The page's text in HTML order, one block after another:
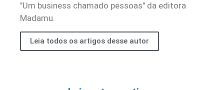
"Um business chamado pessoas" da editora
Madamu.
Leia todos os artigos desse autor